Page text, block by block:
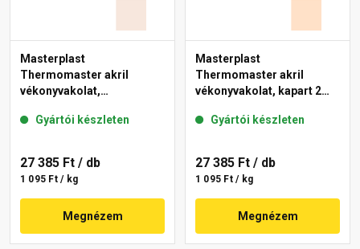
Masterplast
Thermomaster akril
vékonyvakolat,
13-F 25 kg
Gyártói készleten
27 385 Ft / db
1 095 Ft / kg
Megnézem
Masterplast
Thermomaster akril
vékonyvakolat, kapart 2
Gyártói készleten
27 385 Ft / db
1 095 Ft / kg
Megnézem